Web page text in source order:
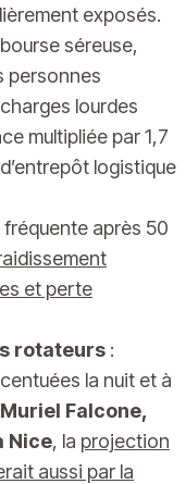
exposés.
séreuse,
personnes
lourdes
multipliée par 1,7
logistique
fréquente après 50
et perte
rotateurs :
la nuit et à
Falcone,
Nice, la projection
aussi par la